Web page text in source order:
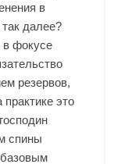
в
далее?
фокусе
резервов,
практике это
спины